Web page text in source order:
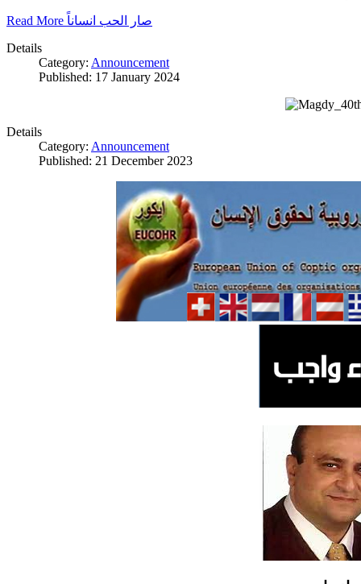
Read More صار الحب انساناً
Details
Category: Announcement
Published: 17 January 2024
Details
Category: Announcement
Published: 21 December 2023